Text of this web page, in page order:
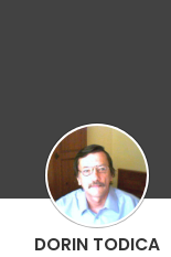
DORIN TODICA